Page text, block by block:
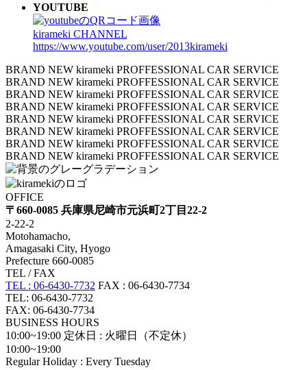
YOUTUBE
kirameki CHANNEL
https://www.youtube.com/user/2013kirameki
BRAND NEW kirameki PROFFESSIONAL CAR SERVICE
BRAND NEW kirameki PROFFESSIONAL CAR SERVICE
BRAND NEW kirameki PROFFESSIONAL CAR SERVICE
BRAND NEW kirameki PROFFESSIONAL CAR SERVICE
BRAND NEW kirameki PROFFESSIONAL CAR SERVICE
BRAND NEW kirameki PROFFESSIONAL CAR SERVICE
BRAND NEW kirameki PROFFESSIONAL CAR SERVICE
BRAND NEW kirameki PROFFESSIONAL CAR SERVICE
OFFICE
〒660-0085 兵庫県尼崎市元浜町2丁目22-2
2-22-2
Motohamacho,
Amagasaki City, Hyogo
Prefecture 660-0085
TEL / FAX
TEL : 06-6430-7732 FAX : 06-6430-7734
TEL: 06-6430-7732
FAX: 06-6430-7734
BUSINESS HOURS
10:00~19:00 定休日 : 火曜日（不定休）
10:00~19:00
Regular Holiday : Every Tuesday